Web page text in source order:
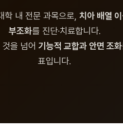
내 전문 과목으로, 치아 배열
부조화를 진단·치료합니다.
을 넘어 기능적 교합과 안면 조화
표입니다.